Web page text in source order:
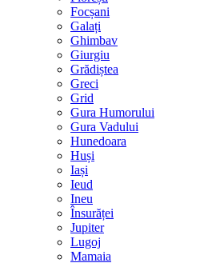
Focșani
Galați
Ghimbav
Giurgiu
Grădiștea
Greci
Grid
Gura Humorului
Gura Vadului
Hunedoara
Huși
Iași
Ieud
Ineu
Însurăței
Jupiter
Lugoj
Mamaia